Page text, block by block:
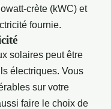
crète (kWC) et
fournie.
solaires peut être
électriques. Vous
sur votre
faire le choix de